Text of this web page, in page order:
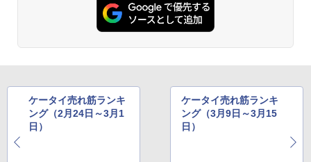
ケータイ売れ筋ランキ
ング（2月24日～3月1
日）
ケータイ売れ筋ランキ
ング（3月9日～3月15
日）